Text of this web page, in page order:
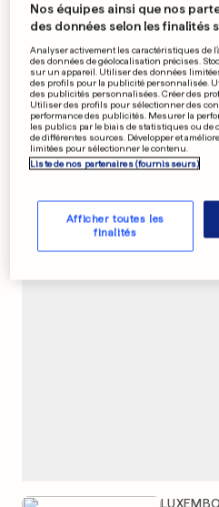
Le Luxembourg
cyberattaque
6 21 5
La
lors du
3
Nos équipes ainsi que nos
des données selon les finalités
Analyser activement les caractéristiques de
des données de géolocalisation précises.
sur un appareil. Utiliser des données
des profils pour la publicité personnalisée.
des publicités personnalisées. Créer des
Utiliser des profils pour sélectionner des
performance des publicités. Mesurer la
les publics par le biais de statistiques ou de
de différentes sources. Développer et
limitées pour sélectionner le contenu.
Liste de nos partenaires (fournisseurs)
Afficher toutes les
finalités